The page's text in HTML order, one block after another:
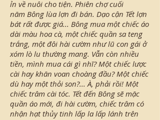
ỉn về nuôi cho tiện. Phiên chợ cuối
năm Bông lùa lợn đi bán. Dạo cận Tết lợn
bát rất được giá... Bông mua một chiếc áo
dài màu hoa cà, một chiếc quần sa teng
trắng, một đôi hài cườm như lũ con gái ở
xóm lò lu thường mang. Vẫn còn nhiều
tiền, mình mua cái gì nhĩ? Một chiếc lược
cài hay khăn voan choàng đầu? Một chiếc
dù hay một thỏi son?... À, phải rồi! Một
chiếc trâm cài tóc. Tết đến Bông sẽ mặc
quần áo mới, đi hài cườm, chiếc trâm có
nhận hạt thủy tinh lấp la lấp lánh trên